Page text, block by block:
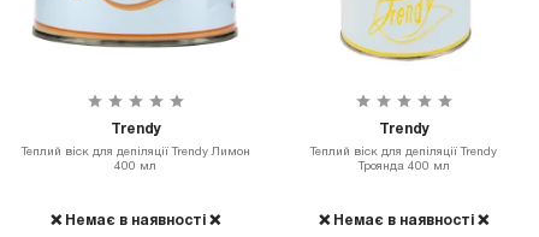
Trendy
Теплий віск для депіляції Trendy Лимон
400 мл
❌ Немає в наявності ❌
Trendy
Теплий віск для депіляції Trendy
Троянда 400 мл
❌ Немає в наявності ❌